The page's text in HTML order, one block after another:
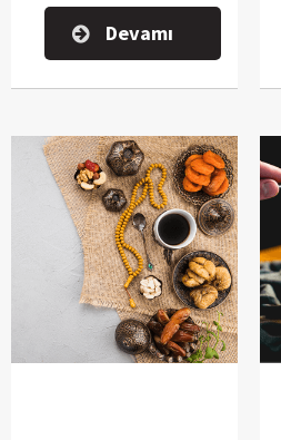
atmak için doğal bir
temizlik süreci yürütse
de, çevresel faktörler,
noktadakatı-sıvı detoks
uygulamaları, vücudun
yenilenmesine yardımcı
olmak için etkili bir
çözüm sunar. Roksi Diyet
Yemek Servisi ise, sağlıklı
yaşamı destekleyenkatı-
sıvı detoks paketleriile
vücudunuzu
temizlemenize yardımcı
olmayı vaat ediyor. Peki,
Devamı